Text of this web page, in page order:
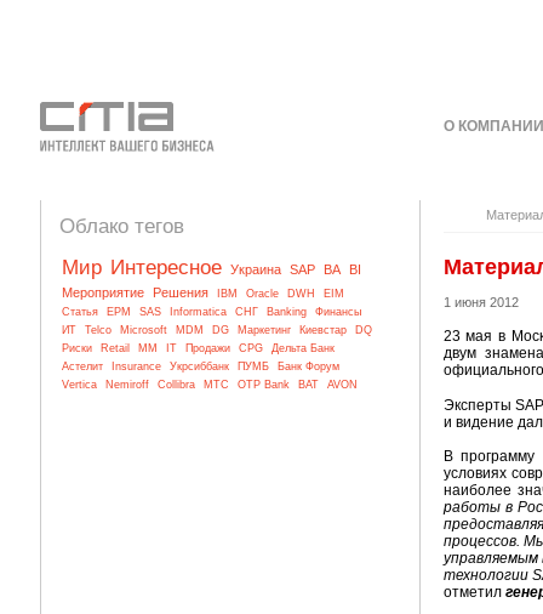
О
Облако тегов
Мир Интересное Украина SAP BA
BI
Мероприятие
Решения IBM Oracle DWH
EIM
Статья
EPM SAS Informatica СНГ Banking
Финансы
ИТ
Telco Microsoft MDM DG Маркетинг Киевстар
DQ
Риски
Retail MM IT Продажи CPG
Дельта Банк
Астелит
Insurance Укрсиббанк ПУМБ
Банк Форум
Vertica
Nemiroff Collibra МТС OTP Bank BAT AVON
1 июня 2012
23 мая в
двум
Эксперты
и видение
В
условиях
наиболее
работы в
процессов.
управляемым
технологии
отметил